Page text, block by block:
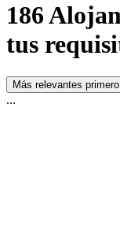
186
tus
Más relevantes primero
...